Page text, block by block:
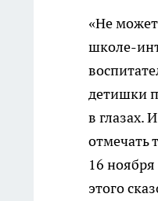
«Не
школе-
детишки
в глазах.
отмечать
16
этого